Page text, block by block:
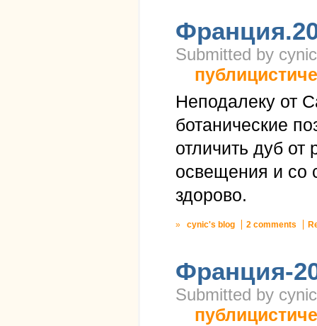
Submitted by
Неподалеку от
ботанические
отличить дуб
освещения и со
здорово.
» cynic's blog 2 comments
Франция-
Submitted by